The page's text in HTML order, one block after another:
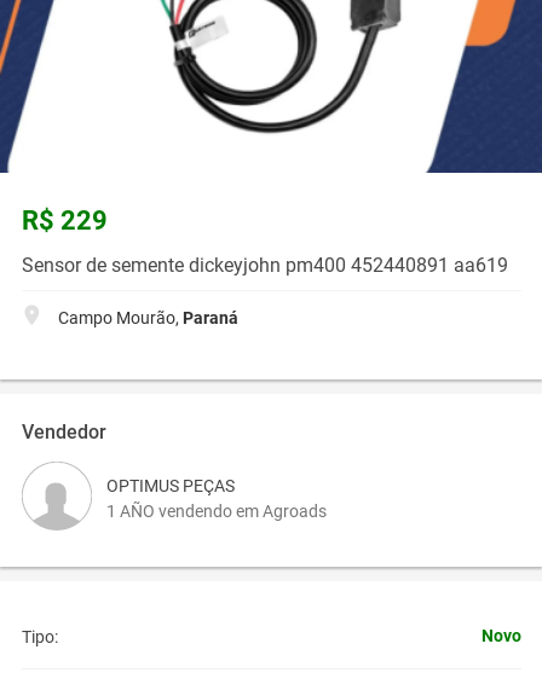
R$ 229
Sensor de semente dickeyjohn pm400 452440891 aa619
Campo Mourão, Paraná
Vendedor
OPTIMUS PEÇAS
1 AÑO vendendo em Agroads
Tipo: Novo